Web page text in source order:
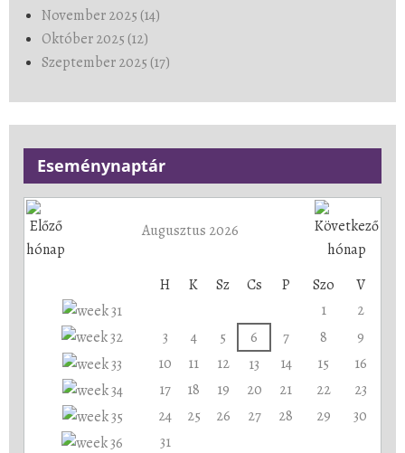
November 2025 (14)
Október 2025 (12)
Szeptember 2025 (17)
Eseménynaptár
Augusztus 2026
H K Sz Cs P Szo
V
1
2
3
4 5 6 7 8
9
10
11 12 13 14 15
16
17
18 19 20 21 22
23
24
25 26 27 28 29
30
31